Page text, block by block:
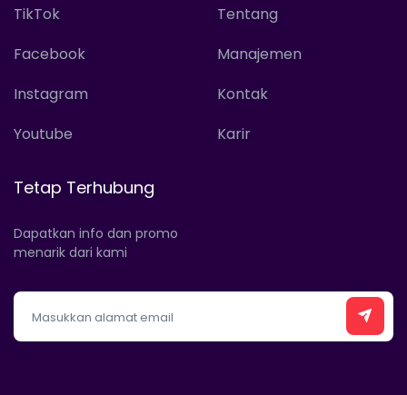
TikTok
Facebook
Instagram
Youtube
Tentang
Manajemen
Kontak
Karir
Tetap Terhubung
Dapatkan info dan promo
menarik dari kami